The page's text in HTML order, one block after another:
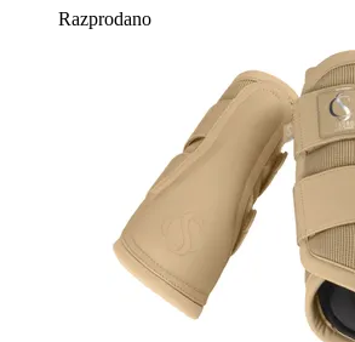
Razprodano